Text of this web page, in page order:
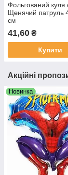
Фольгований куля
Щенячий патруль
см
41,60 ₴
Купити
Акційні
Новинка